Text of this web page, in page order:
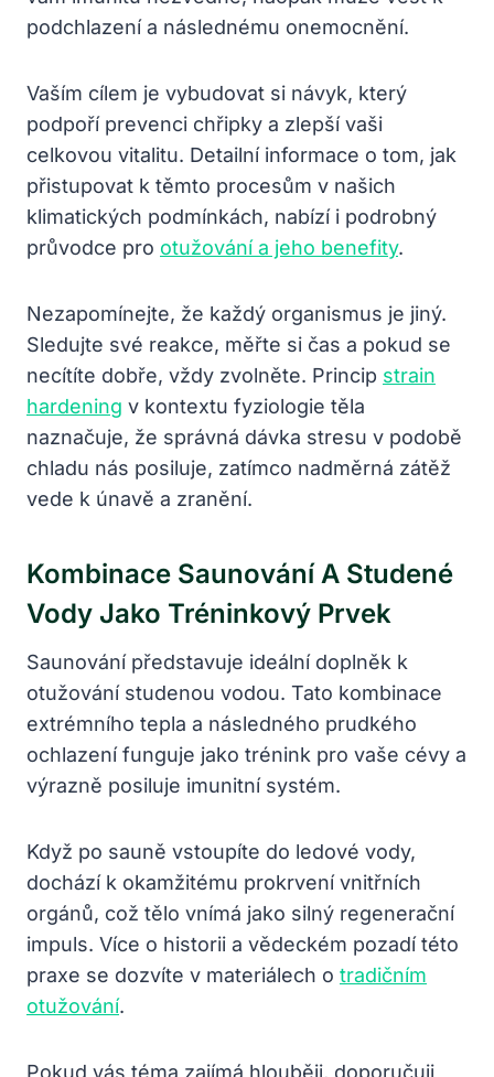
podchlazení a následnému onemocnění.
Vaším cílem je vybudovat si návyk, který
podpoří prevenci chřipky a zlepší vaši
celkovou vitalitu. Detailní informace o tom, jak
přistupovat k těmto procesům v našich
klimatických podmínkách, nabízí i podrobný
průvodce pro otužování a jeho benefity.
Nezapomínejte, že každý organismus je jiný.
Sledujte své reakce, měřte si čas a pokud se
necítíte dobře, vždy zvolněte. Princip strain
hardening v kontextu fyziologie těla
naznačuje, že správná dávka stresu v podobě
chladu nás posiluje, zatímco nadměrná zátěž
vede k únavě a zranění.
Kombinace Saunování A Studené
Vody Jako Tréninkový Prvek
Saunování představuje ideální doplněk k
otužování studenou vodou. Tato kombinace
extrémního tepla a následného prudkého
ochlazení funguje jako trénink pro vaše cévy a
výrazně posiluje imunitní systém.
Když po sauně vstoupíte do ledové vody,
dochází k okamžitému prokrvení vnitřních
orgánů, což tělo vnímá jako silný regenerační
impuls. Více o historii a vědeckém pozadí této
praxe se dozvíte v materiálech o tradičním
otužování.
Pokud vás téma zajímá hlouběji, doporučuji